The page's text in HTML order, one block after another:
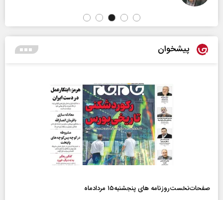
پیشخوان
صفحات‌نخست‌روزنامه ها‌ی پنجشنبه‌۱۵ مردادماه